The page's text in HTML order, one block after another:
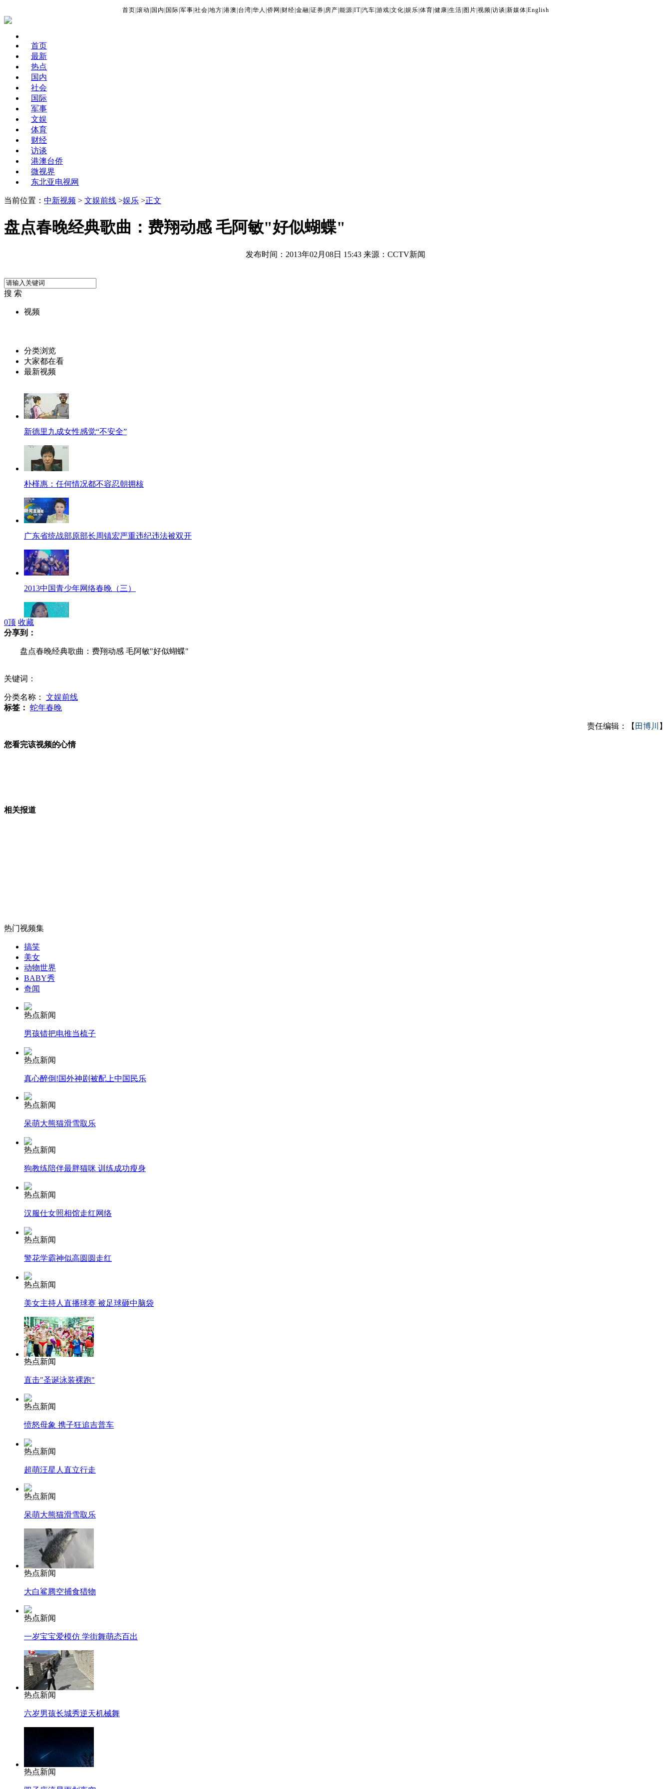
首页 滚动 国内 国际 军事 社会 地方 港澳 台湾 华人 侨网 财经 金融 证券 房产 能源 IT| 汽车 游戏 文化 娱乐 体育 健康 生活 图片 视频 访谈 新媒体 English
首页
最新
热点
国内
社会
国际
军事
文娱
体育
财经
访谈
港澳台侨
微视界
东北亚电视网
当前位置： 中新视频 > 文娱前线 >娱乐 >正文
盘点春晚经典歌曲：费翔动感 毛阿敏"好似蝴蝶"
发布时间：2013年02月08日 15:43 来源：CCTV新闻
搜 索
视频
分类浏览
大家都在看
最新视频
新德里九成女性感觉“不安全”
朴槿惠：任何情况都不容忍朝拥核
广东省统战部原部长周镇宏严重违纪违法被双开
2013中国青少年网络春晚（三）
2013中国青少年网络春晚
央视48主持人春晚节目造型惊艳
山西运城恶犬咬伤多人 警民合力深夜将其击毙
女孩北京地铁殴打老人 痛下狠手拳打脚踢
无痛分娩是否安全 医生回应
外交部：反对强权政治霸凌主义
外交部：有关国家言论片面不公正
安徽一实载49人客车翻车
走！跟着总书记去植树
消防员救轻生者
纽约上演“枕头大战”
司机酒驾遇交警 急速倒车逃窜
0顶 收藏
分享到：
盘点春晚经典歌曲：费翔动感 毛阿敏"好似蝴蝶"
关键词：
分类名称： 文娱前线
标签： 蛇年春晚
责任编辑：【 田博川 】
您看完该视频的心情
相关报道
热门视频集
搞笑
美女
动物世界
BABY秀
奇闻
热点新闻
男孩错把电推当梳子
热点新闻
真心醉倒!国外神剧被配上中国民乐
热点新闻
呆萌大熊猫滑雪取乐
热点新闻
狗教练陪伴最胖猫咪 训练成功瘦身
热点新闻
汉服仕女照相馆走红网络
热点新闻
警花学霸神似高圆圆走红
热点新闻
美女主持人直播球赛 被足球砸中脑袋
热点新闻
直击"圣诞泳装裸跑"
热点新闻
愤怒母象 携子狂追吉普车
热点新闻
超萌汪星人直立行走
热点新闻
呆萌大熊猫滑雪取乐
热点新闻
大白鲨腾空捕食猎物
热点新闻
一岁宝宝爱模仿 学街舞萌态百出
热点新闻
六岁男孩长城秀逆天机械舞
热点新闻